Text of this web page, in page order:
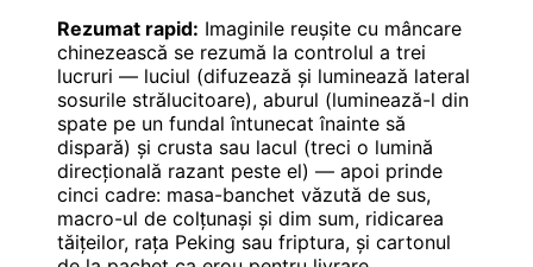
Rezumat rapid: Imaginile reușite cu mâncare
chinezească se rezumă la controlul a trei
lucruri — luciul (difuzează și luminează lateral
sosurile strălucitoare), aburul (luminează-l din
spate pe un fundal întunecat înainte să
dispară) și crusta sau lacul (treci o lumină
direcțională razant peste el) — apoi prinde
cinci cadre: masa-banchet văzută de sus,
macro-ul de colțunași și dim sum, ridicarea
tăițeilor, rața Peking sau friptura, și cartonul